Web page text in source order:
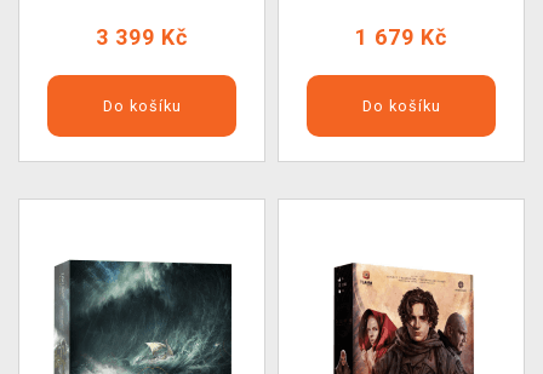
3 399 Kč
Do košíku
1 679 Kč
Do košíku